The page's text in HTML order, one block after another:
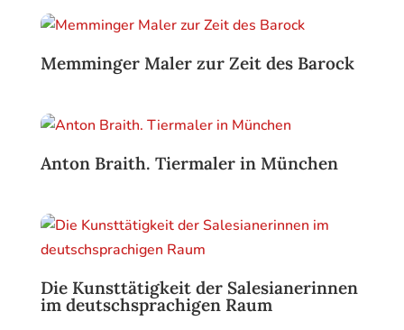
Memminger Maler zur Zeit des Barock
Anton Braith. Tiermaler in München
Die Kunsttätigkeit der Salesianerinnen
im deutschsprachigen Raum